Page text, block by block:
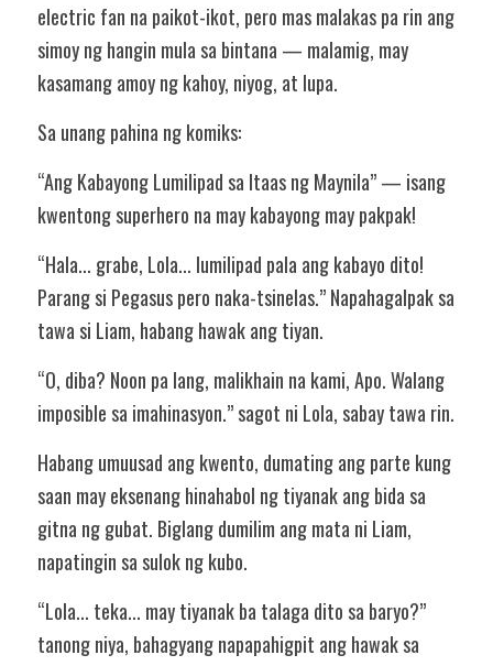
electric fan na paikot-ikot, pero mas malakas pa rin ang
simoy ng hangin mula sa bintana — malamig, may
kasamang amoy ng kahoy, niyog, at lupa.
Sa unang pahina ng komiks:
“Ang Kabayong Lumilipad sa Itaas ng Maynila” — isang
kwentong superhero na may kabayong may pakpak!
“Hala... grabe, Lola... lumilipad pala ang kabayo dito!
Parang si Pegasus pero naka-tsinelas.” Napahagalpak sa
tawa si Liam, habang hawak ang tiyan.
“O, diba? Noon pa lang, malikhain na kami, Apo. Walang
imposible sa imahinasyon.” sagot ni Lola, sabay tawa rin.
Habang umuusad ang kwento, dumating ang parte kung
saan may eksenang hinahabol ng tiyanak ang bida sa
gitna ng gubat. Biglang dumilim ang mata ni Liam,
napatingin sa sulok ng kubo.
“Lola... teka... may tiyanak ba talaga dito sa baryo?”
tanong niya, bahagyang napapahigpit ang hawak sa